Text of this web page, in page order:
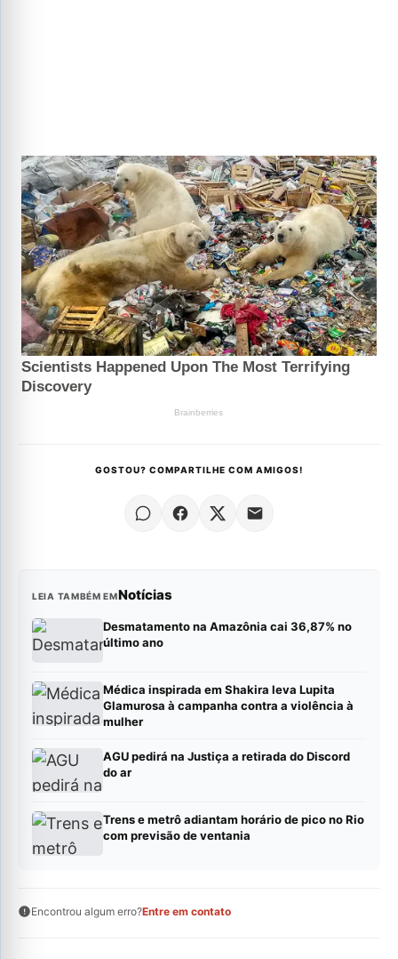
GOSTOU? COMPARTILHE COM AMIGOS!
LEIA TAMBÉM EMNotícias
Desmatamento na Amazônia cai 36,87% no
último ano
Médica inspirada em Shakira leva Lupita
Glamurosa à campanha contra a violência à
mulher
AGU pedirá na Justiça a retirada do Discord
do ar
Trens e metrô adiantam horário de pico no Rio
com previsão de ventania
Encontrou algum erro?Entre em contato